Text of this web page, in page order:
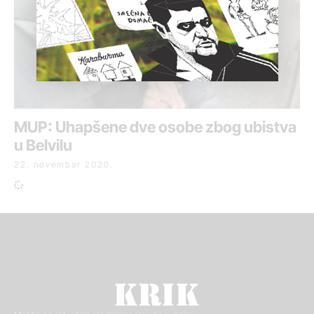
MUP: Uhapšene dve osobe zbog ubistva
u Belvilu
22. novembar 2020.